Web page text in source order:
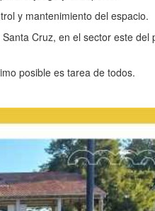
y mantenimiento del espacio.
Cruz, en el sector este del
posible es tarea de todos.